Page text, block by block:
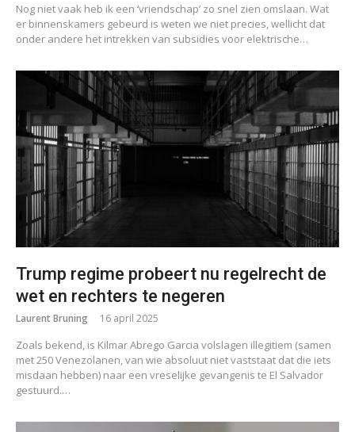
Nog niet vaak heb ik een ‘vriendschap’ zo snel zien omslaan. Wat
er binnenskamers gebeurd is weten we niet precies, wellicht dat
onder andere het intrekken van subsidies voor elektrische…
Trump regime probeert nu regelrecht de
wet en rechters te negeren
Laurent Bruning 16 april 2025
Zoals bekend, is Kilmar Abrego Garcia volslagen illegitiem (samen
met 250 Venezolanen, van wie absoluut niet vaststaat dat die iets
misdaan hebben) naar een vreselijke gevangenis te El Salvador
gestuurd.…